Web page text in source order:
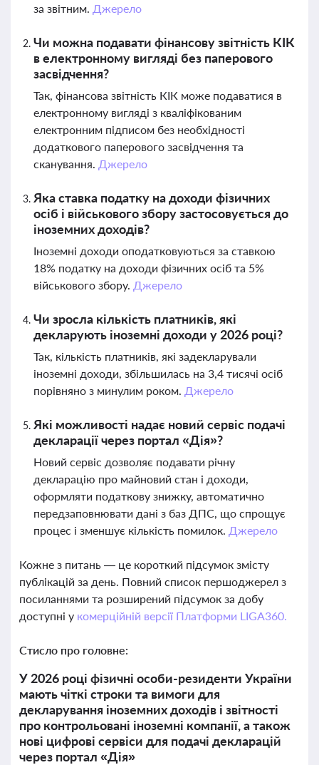
за звітним. Джерело
Чи можна подавати фінансову звітність КІК
в електронному вигляді без паперового
засвідчення?
Так, фінансова звітність КІК може подаватися в
електронному вигляді з кваліфікованим
електронним підписом без необхідності
додаткового паперового засвідчення та
сканування. Джерело
Яка ставка податку на доходи фізичних
осіб і військового збору застосовується до
іноземних доходів?
Іноземні доходи оподатковуються за ставкою
18% податку на доходи фізичних осіб та 5%
військового збору. Джерело
Чи зросла кількість платників, які
декларують іноземні доходи у 2026 році?
Так, кількість платників, які задекларували
іноземні доходи, збільшилась на 3,4 тисячі осіб
порівняно з минулим роком. Джерело
Які можливості надає новий сервіс подачі
декларації через портал «Дія»?
Новий сервіс дозволяє подавати річну
декларацію про майновий стан і доходи,
оформляти податкову знижку, автоматично
передзаповнювати дані з баз ДПС, що спрощує
процес і зменшує кількість помилок. Джерело
Кожне з питань — це короткий підсумок змісту
публікацій за день. Повний список першоджерел з
посиланнями та розширений підсумок за добу
доступні у комерційній версії Платформи LIGA360.
Стисло про головне:
У 2026 році фізичні особи-резиденти України
мають чіткі строки та вимоги для
декларування іноземних доходів і звітності
про контрольовані іноземні компанії, а також
нові цифрові сервіси для подачі декларацій
через портал «Дія»